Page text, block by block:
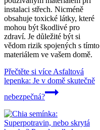
instalaci střech. Nicméně
obsahuje toxické látky, které
mohou být škodlivé pro
zdraví. Je důležité být si
vědom rizik spojených s tímto
materiálem ve vašem domě.
Přečtěte si více Asfaltová
lepenka: Je v domě skutečně
nebezpečná?